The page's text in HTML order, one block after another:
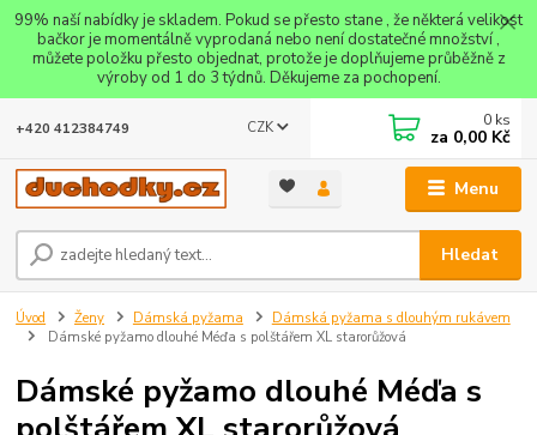
99% naší nabídky je skladem. Pokud se přesto stane , že některá velikost
bačkor je momentálně vyprodaná nebo není dostatečné množství ,
můžete položku přesto objednat, protože je doplňujeme průběžně z
výroby od 1 do 3 týdnů. Děkujeme za pochopení.
Menu
CZK
Hledat
+420 412384749 0 ks
za 0,00 Kč
Úvod Ženy Dámská pyžama
Dámská pyžama s dlouhým rukávem
Dámské pyžamo dlouhé Méďa s polštářem XL starorůžová
Dámské pyžamo dlouhé Méďa s